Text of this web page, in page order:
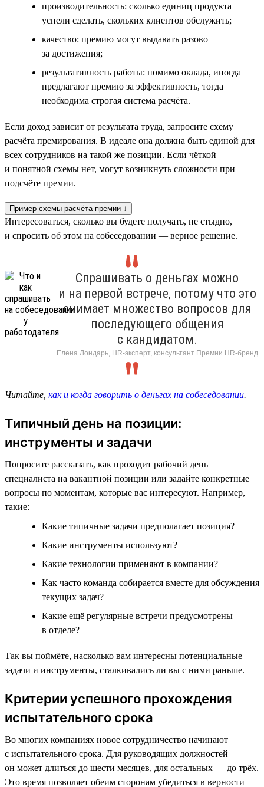
производительность: сколько единиц продукта
успели сделать, скольких клиентов обслужить;
качество: премию могут выдавать разово
за достижения;
результативность работы: помимо оклада, иногда
предлагают премию за эффективность, тогда
необходима строгая система расчёта.
Если доход зависит от результата труда, запросите схему
расчёта премирования. В идеале она должна быть единой для
всех сотрудников на такой же позиции. Если чёткой
и понятной схемы нет, могут возникнуть сложности при
подсчёте премии.
Пример схемы расчёта премии ↓
Интересоваться, сколько вы будете получать, не стыдно,
и спросить об этом на собеседовании — верное решение.
Спрашивать о деньгах можно
и на первой встрече, потому что это
снимает множество вопросов для
последующего общения
с кандидатом.
Елена Лондарь, HR-эксперт, консультант Премии HR-бренд
Читайте, как и когда говорить о деньгах на собеседовании.
Типичный день на позиции:
инструменты и задачи
Попросите рассказать, как проходит рабочий день
специалиста на вакантной позиции или задайте конкретные
вопросы по моментам, которые вас интересуют. Например,
такие:
Какие типичные задачи предполагает позиция?
Какие инструменты используют?
Какие технологии применяют в компании?
Как часто команда собирается вместе для обсуждения
текущих задач?
Какие ещё регулярные встречи предусмотрены
в отделе?
Так вы поймёте, насколько вам интересны потенциальные
задачи и инструменты, сталкивались ли вы с ними раньше.
Критерии успешного прохождения
испытательного срока
Во многих компаниях новое сотрудничество начинают
с испытательного срока. Для руководящих должностей
он может длиться до шести месяцев, для остальных — до трёх.
Это время позволяет обеим сторонам убедиться в верности